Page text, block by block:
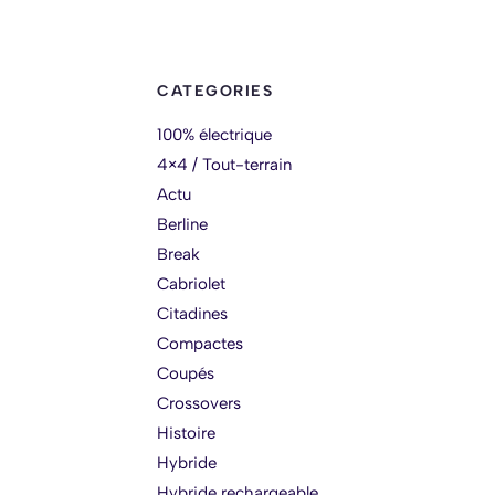
CATEGORIES
100% électrique
4×4 / Tout-terrain
Actu
Berline
Break
Cabriolet
Citadines
Compactes
Coupés
Crossovers
Histoire
Hybride